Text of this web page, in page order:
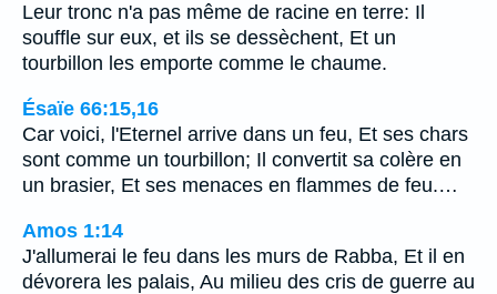
Leur tronc n'a pas même de racine en terre: Il
souffle sur eux, et ils se dessèchent, Et un
tourbillon les emporte comme le chaume.
Ésaïe 66:15,16
Car voici, l'Eternel arrive dans un feu, Et ses chars
sont comme un tourbillon; Il convertit sa colère en
un brasier, Et ses menaces en flammes de feu.…
Amos 1:14
J'allumerai le feu dans les murs de Rabba, Et il en
dévorera les palais, Au milieu des cris de guerre au